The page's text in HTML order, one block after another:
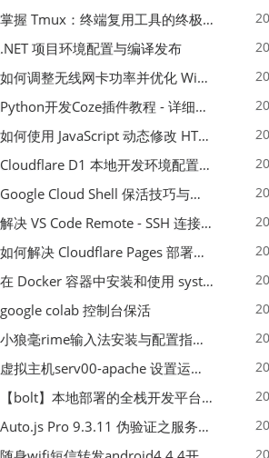
掌握 Tmux：终端复用工具的终极指南
.NET 项目环境配置与编译发布
如何调整无线网卡功率并优化 Wifite 的功率设置
Python开发Coze插件教程 - 详细步骤与注意事项
如何使用 JavaScript 动态修改 HTML 中的权限文本 | 前端开发教程
Cloudflare D1 本地开发环境配置指南 | CF Pages Local Development Guide
Google Cloud Shell 保活技巧与配额时间查看方法
解决 VS Code Remote - SSH 连接失败问题：从权限问题到成功启动
如何解决 Cloudflare Pages 部署中的 API Token 权限问题
在 Docker 容器中安装和使用 systemctl 的完整指南
google colab 控制台保活
小狼毫rime输入法安装与配置指南：从基础到高级自定义
虚拟主机serv00-apache 设置运行目录
【bolt】本地部署的全栈开发平台，支持本地及众多API，本地一键生成应用，部署教程
Auto.js Pro 9.3.11 伪验证之服务器接口 Nginx 版
📝
250
篇文章
✍️
231k
总字数
👥